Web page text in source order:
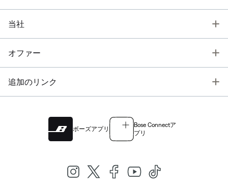
当社
オファー
追加のリンク
ボーズアプリ
Bose Connectア
プリ